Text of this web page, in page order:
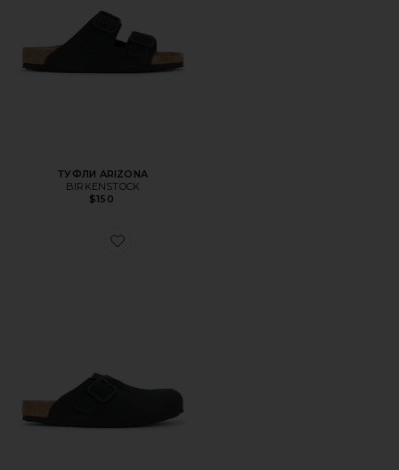
ТУФЛИ ARIZONA
BIRKENSTOCK
$150
Favorite ТУФЛИ BOSTON